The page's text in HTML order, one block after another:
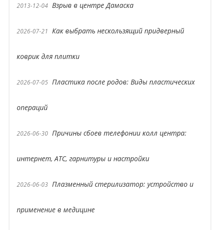
2013-12-04 Взрыв в центре Дамаска
2026-07-21 Как выбрать нескользящий придверный
коврик для плитки
2026-07-05 Пластика после родов: Виды пластических
операций
2026-06-30 Причины сбоев телефонии колл центра:
интернет, АТС, гарнитуры и настройки
2026-06-03 Плазменный стерилизатор: устройство и
применение в медицине